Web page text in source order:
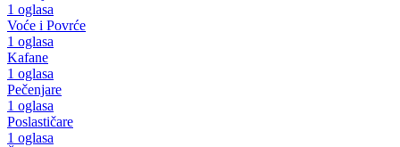
1 oglasa
Voće i Povrće
1 oglasa
Kafane
1 oglasa
Pečenjare
1 oglasa
Poslastičare
1 oglasa